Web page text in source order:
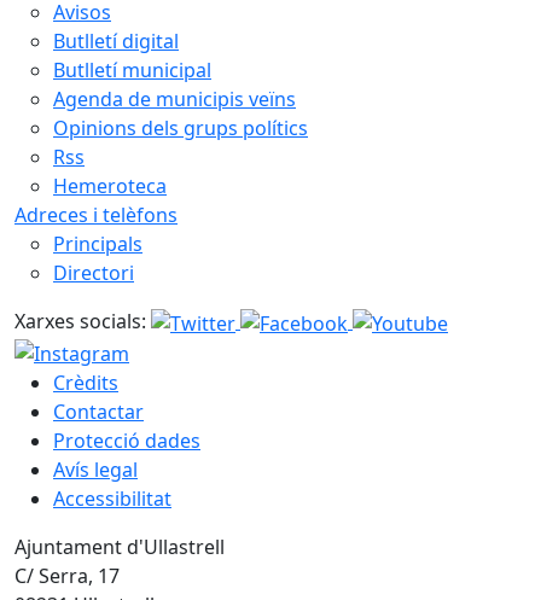
Avisos
Butlletí digital
Butlletí municipal
Agenda de municipis veïns
Opinions dels grups polítics
Rss
Hemeroteca
Adreces i telèfons
Principals
Directori
Xarxes socials:
Crèdits
Contactar
Protecció dades
Avís legal
Accessibilitat
Ajuntament d'Ullastrell
C/ Serra, 17